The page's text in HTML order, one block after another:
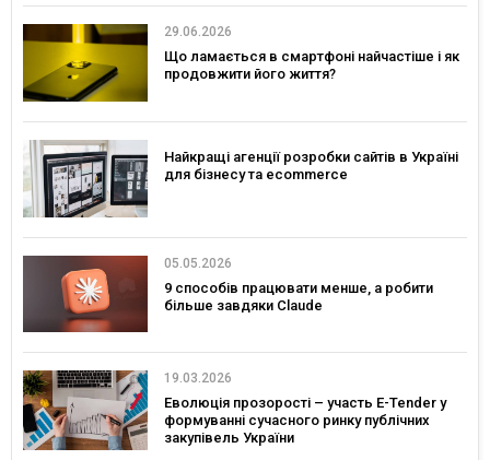
29.06.2026
Що ламається в смартфоні найчастіше і як
продовжити його життя?
Найкращі агенції розробки сайтів в Україні
для бізнесу та ecommerce
05.05.2026
9 способів працювати менше, а робити
більше завдяки Claude
19.03.2026
Еволюція прозорості – участь E-Tender у
формуванні сучасного ринку публічних
закупівель України